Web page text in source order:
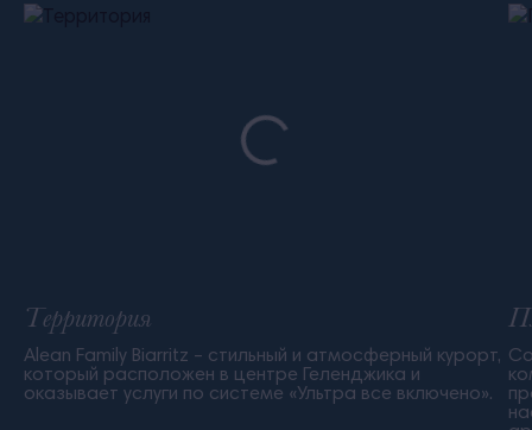
Территория
Alean Family Biarritz – стильный и атмосферный курорт,
который расположен в центре Геленджика и
оказывает услуги по системе «Ультра все включено».